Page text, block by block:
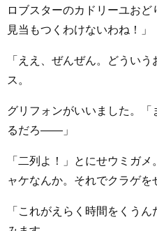
ロブスターのカドリーユお
見当もつくわけないわね！」
「ええ、ぜんぜん。どうい
ス。
グリフォンがいいました。
るだろ――」
「二列よ！」とにせウミガ
ャケなんか。それでクラゲ
「これがえらく時間をくう